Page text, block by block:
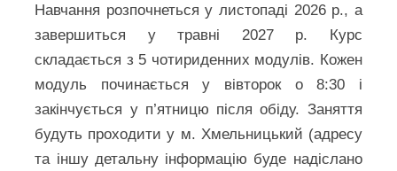
Навчання розпочнеться у листопаді 2026 р., а
завершиться у травні 2027 р. Курс
складається з 5 чотириденних модулів. Кожен
модуль починається у вівторок о 8:30 і
закінчується у п’ятницю після обіду. Заняття
будуть проходити у м. Хмельницький (адресу
та іншу детальну інформацію буде надіслано